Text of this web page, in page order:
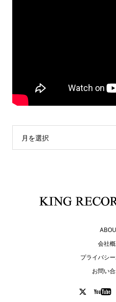
月を選択
会社
プライバシ
お問い